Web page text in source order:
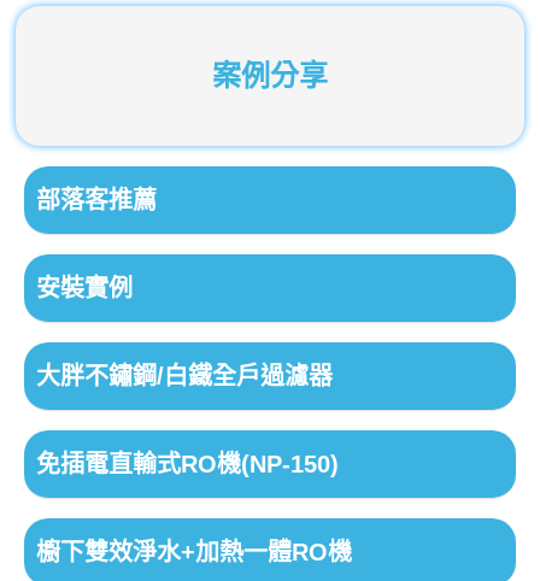
案例分享
部落客推薦
安裝實例
大胖不鏽鋼/白鐵全戶過濾器
免插電直輸式RO機(NP-150)
櫥下雙效淨水+加熱一體RO機